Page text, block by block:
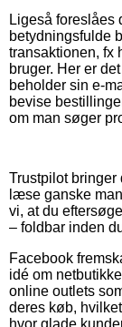
Ligeså foreslåes
betydningsfulde
transaktionen, fx
bruger. Her er
beholder sin e-
bevise
om man søger
Trustpilot bringer
læse ganske
vi, at du
– foldbar inden
Facebook
idé om
online outlets
deres køb,
hvor glade